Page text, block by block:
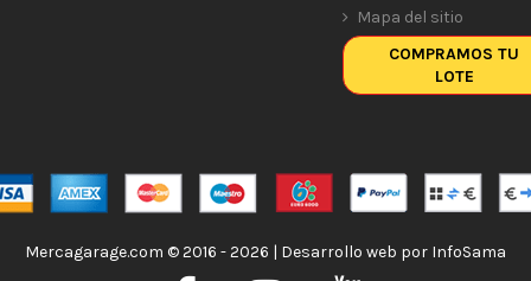
Mapa del sitio
COMPRAMOS TU
LOTE
Mercagarage.com © 2016 - 2026 | Desarrollo web por InfoSama